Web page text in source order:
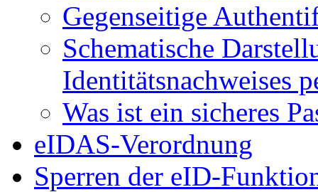
Gegenseitige
Schematische
Identitätsnachweises
Was ist ein sicheres
eIDAS-Verordnung
Sperren der eID-